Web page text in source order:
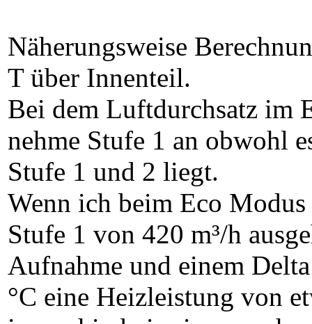
Näherungsweise
T über Innenteil.
Bei dem Luftdurchsatz im
nehme Stufe 1 an obwohl
Stufe 1 und 2 liegt.
Wenn ich beim Eco
Stufe 1 von 420 m³/h
Aufnahme und einem
°C eine Heizleistung von